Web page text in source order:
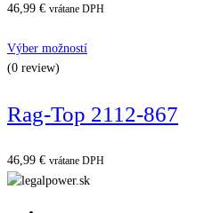
46,99 € vrátane DPH
Výber možností
(0 review)
Rag-Top 2112-867
46,99 € vrátane DPH